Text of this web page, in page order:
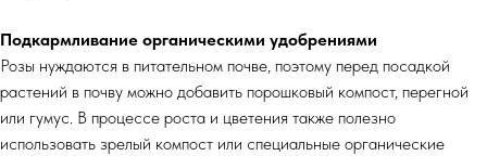
Подкармливание органическими удобрениями
Розы нуждаются в питательном почве, поэтому перед посадкой
растений в почву можно добавить порошковый компост, перегной
или гумус. В процессе роста и цветения также полезно
использовать зрелый компост или специальные органические